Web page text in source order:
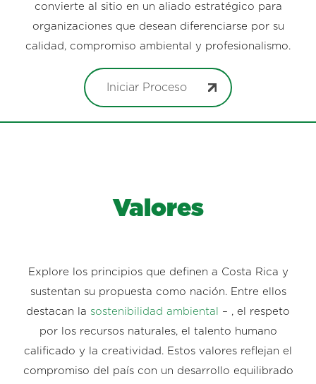
convierte al sitio en un aliado estratégico para
organizaciones que desean diferenciarse por su
calidad, compromiso ambiental y profesionalismo.
Iniciar Proceso
Valores
Explore los principios que definen a Costa Rica y
sustentan su propuesta como nación. Entre ellos
destacan la sostenibilidad ambiental
– , el respeto
por los recursos naturales, el talento humano
calificado y la creatividad. Estos valores reflejan el
compromiso del país con un desarrollo equilibrado